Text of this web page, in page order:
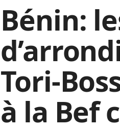
Bénin:
Tori-
à la Bef